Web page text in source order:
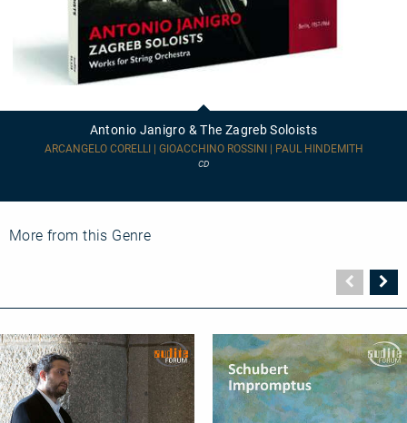
Antonio Janigro & The Zagreb Soloists
ARCANGELO CORELLI | GIOACCHINO ROSSINI | PAUL HINDEMITH
CD
More from this Genre
Seite